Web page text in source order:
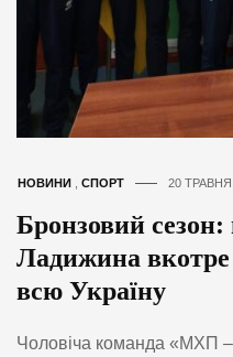
НОВИНИ СПОРТ 20
Бронзовий сезон:
Ладижина вкотре
всю Україну
Чоловіча команда «МХП